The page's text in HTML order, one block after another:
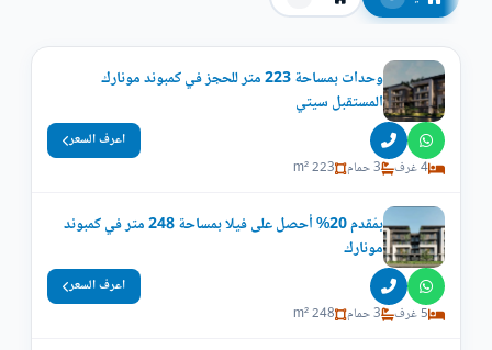
وحدات بمساحة 223 متر للحجز في كمبوند مونارك
المستقبل سيتي
4 غرف 3 حمام 223 m²
اعرف السعر
بمُقدم 20% أحصل على فيلا بمساحة 248 متر في كمبوند
مونارك
5 غرف 3 حمام 248 m²
اعرف السعر